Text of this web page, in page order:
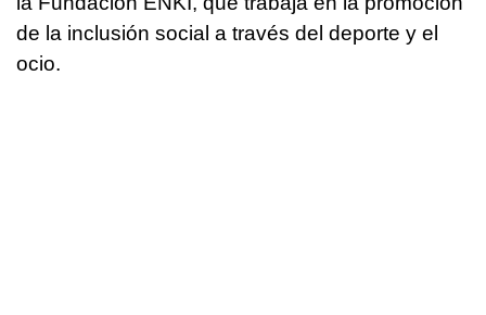
de la inclusión social a través del deporte y el
ocio.